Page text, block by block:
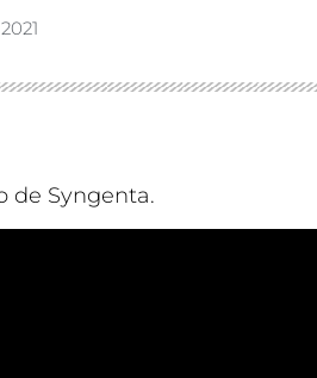
de Syngenta.